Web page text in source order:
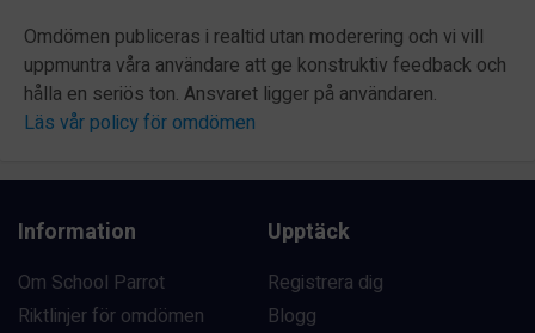
Omdömen publiceras i realtid utan moderering och vi vill
uppmuntra våra användare att ge konstruktiv feedback och
hålla en seriös ton. Ansvaret ligger på användaren.
Läs vår policy för omdömen
Information
Om School Parrot
Riktlinjer för omdömen
Upptäck
Registrera dig
Blogg